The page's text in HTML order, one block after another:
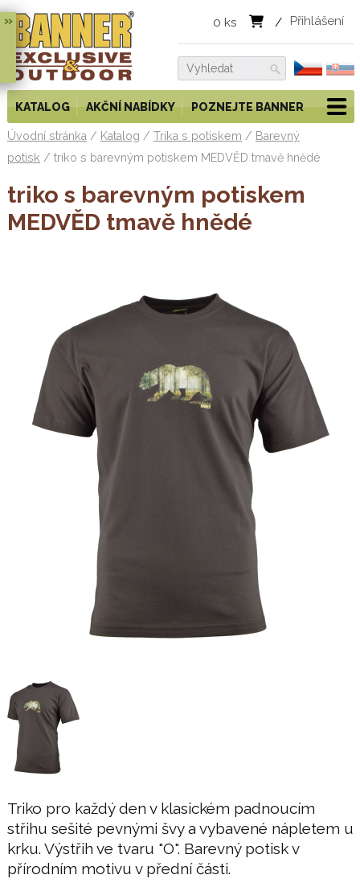
» Přihlášení
0 ks /
KATALOG AKČNÍ NABÍDKY POZNEJTE BANNER
Úvodní stránka / Katalog / Trika s potiskem / Barevný
potisk / triko s barevným potiskem MEDVĚD tmavě hnědé
triko s barevným potiskem
MEDVĚD tmavě hnědé
Triko pro každý den v klasickém padnoucím
střihu sešité pevnými švy a vybavené nápletem u
krku. Výstřih ve tvaru "O". Barevný potisk v
přírodním motivu v přední části.